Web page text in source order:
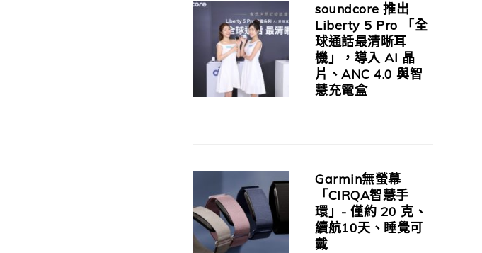
soundcore 推出
Liberty 5 Pro 「全
球通話最清晰耳
機」，導入 AI 晶
片、ANC 4.0 與智
慧充電盒
Garmin無螢幕
「CIRQA智慧手
環」- 僅約 20 克、
續航10天、睡覺可
戴